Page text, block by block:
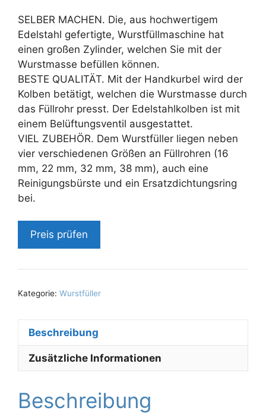
SELBER MACHEN. Die, aus hochwertigem
Edelstahl gefertigte, Wurstfüllmaschine hat
einen großen Zylinder, welchen Sie mit der
Wurstmasse befüllen können.
BESTE QUALITÄT. Mit der Handkurbel wird der
Kolben betätigt, welchen die Wurstmasse durch
das Füllrohr presst. Der Edelstahlkolben ist mit
einem Belüftungsventil ausgestattet.
VIEL ZUBEHÖR. Dem Wurstfüller liegen neben
vier verschiedenen Größen an Füllrohren (16
mm, 22 mm, 32 mm, 38 mm), auch eine
Reinigungsbürste und ein Ersatzdichtungsring
bei.
Preis prüfen
Kategorie: Wurstfüller
Beschreibung
Zusätzliche Informationen
Beschreibung